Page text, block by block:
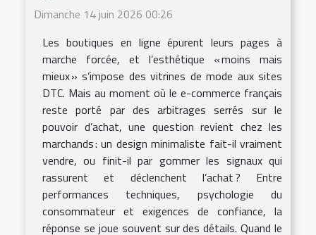
Dimanche 14 juin 2026 00:26
Les boutiques en ligne épurent leurs pages à
marche forcée, et l’esthétique « moins mais
mieux » s’impose des vitrines de mode aux sites
DTC. Mais au moment où le e-commerce français
reste porté par des arbitrages serrés sur le
pouvoir d’achat, une question revient chez les
marchands : un design minimaliste fait-il vraiment
vendre, ou finit-il par gommer les signaux qui
rassurent et déclenchent l’achat ? Entre
performances techniques, psychologie du
consommateur et exigences de confiance, la
réponse se joue souvent sur des détails. Quand le